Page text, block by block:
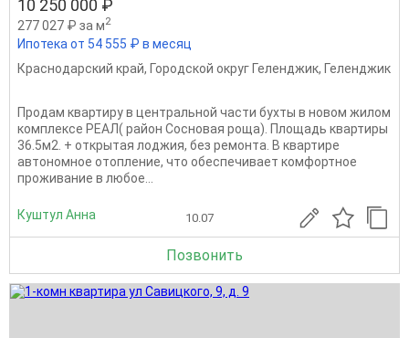
10 250 000 ₽
277 027 ₽ за м2
Ипотека от 54 555 ₽ в месяц
Краснодарский край, Городской округ Геленджик, Геленджик
Продам квартиру в центральной части бухты в новом жилом
комплексе РЕАЛ( район Сосновая роща). Площадь квартиры
36.5м2. + открытая лоджия, без ремонта. В квартире
автономное отопление, что обеспечивает комфортное
проживание в любое...
Куштул Анна 10.07
Позвонить